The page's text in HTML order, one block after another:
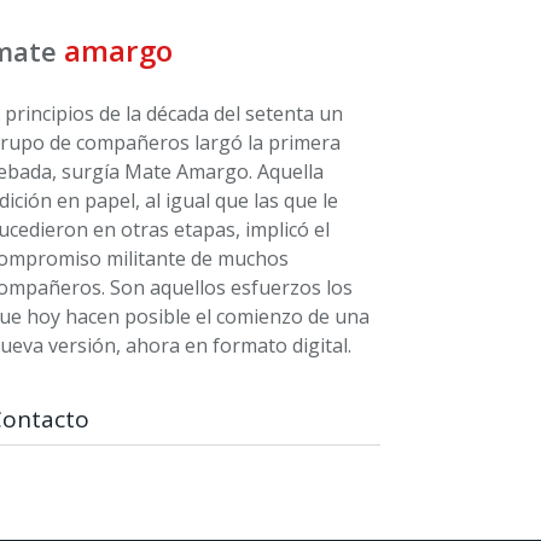
amargo
principios de la década del setenta un
de compañeros largó la primera
surgía Mate Amargo. Aquella
en papel, al igual que las que le
en otras etapas, implicó el
militante de muchos
Son aquellos esfuerzos los
hoy hacen posible el comienzo de una
versión, ahora en formato digital.